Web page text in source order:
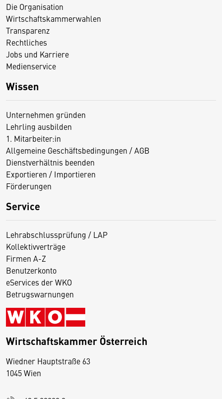
Die Organisation
Wirtschaftskammerwahlen
Transparenz
Rechtliches
Jobs und Karriere
Medienservice
Wissen
Unternehmen gründen
Lehrling ausbilden
1. Mitarbeiter:in
Allgemeine Geschäftsbedingungen / AGB
Dienstverhältnis beenden
Exportieren / Importieren
Förderungen
Service
Lehrabschlussprüfung / LAP
Kollektivverträge
Firmen A-Z
Benutzerkonto
eServices der WKO
Betrugswarnungen
Wirtschaftskammer Österreich
Wiedner Hauptstraße 63
1045 Wien
D